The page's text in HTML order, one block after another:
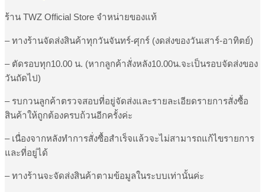
กัน
เคส
ตั้ง
มือ
เคส
ชาร์จ
ไร้
สาย
สำหรับ
ร้าน TWZ Official Store จำหน่ายของแท้
– ทางร้านจัดส่งสินค้าทุกวันจันทร์-ศุกร์ (งดส่งของวันเสาร์-อาทิตย์)
– ตัดรอบทุก10.00 น. (หากลูกค้าสั่งหลัง10.00น.จะเป็นรอบจัดส่งของ
วันถัดไป)
– รบกวนลูกค้าตรวจสอบที่อยู่จัดส่งและรายละเอียดรายการสั่งซื้อ
สินค้าให้ถูกต้องครบถ้วนอีกครั้งค่ะ
– เนื่องจากหลังทำการสั่งซื้อสำเร็จแล้วจะไม่สามารถแก้ไขรายการ
และที่อยู่ได้
– ทางร้านจะจัดส่งสินค้าตามข้อมูลในระบบเท่านั้นค่ะ